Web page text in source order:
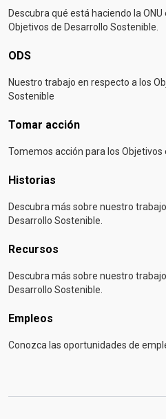
Descubra qué está haciendo la
Objetivos de Desarrollo Sostenible.
ODS
Nuestro trabajo en respecto a los
Sostenible
Tomar acción
Tomemos acción para los Objetivos
Historias
Descubra más sobre nuestro
Desarrollo Sostenible.
Recursos
Descubra más sobre nuestro
Desarrollo Sostenible.
Empleos
Conozca las oportunidades de